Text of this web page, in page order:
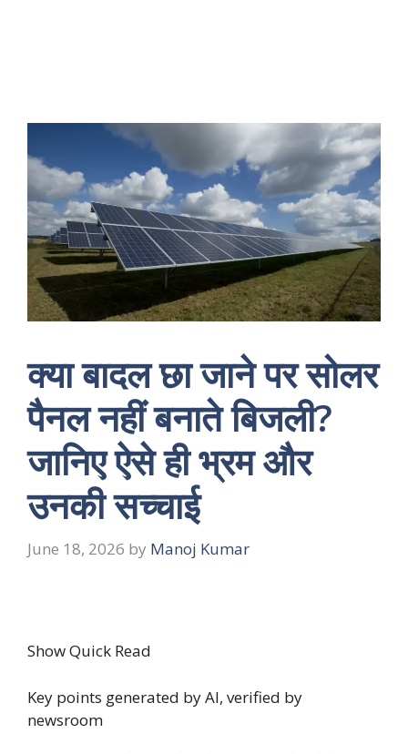
क्या बादल छा जाने पर सोलर
पैनल नहीं बनाते बिजली?
जानिए ऐसे ही भ्रम और
उनकी सच्चाई
June 18, 2026 by Manoj Kumar
Show Quick Read
Key points generated by AI, verified by
newsroom